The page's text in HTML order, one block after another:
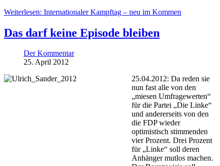
Weiterlesen: Internationaler Kampftag – neu im Kommen
Das darf keine Episode bleiben
Der Kommentar
25. April 2012
25.04.2012: Da reden sie
nun fast alle von den
„miesen Umfragewerten“
für die Partei „Die Linke“
und andererseits von den
die FDP wieder
optimistisch stimmenden
vier Prozent. Drei Prozent
für „Linke“ soll deren
Anhänger mutlos machen.